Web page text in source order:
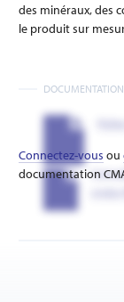
des minéraux, des
le produit sur
DOCUMENTATION
Connectez-vous ou
documentation